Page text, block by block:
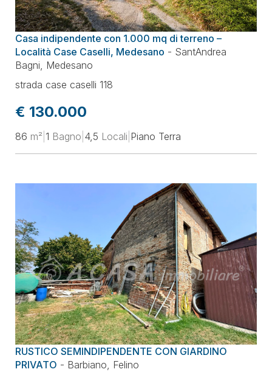
Casa indipendente con 1.000 mq di terreno –
Località Case Caselli, Medesano - SantAndrea
Bagni Medesano
strada case caselli 118
€ 130.000
86 m² 1 Bagno 4,5 Locali Piano Terra
RUSTICO SEMINDIPENDENTE CON GIARDINO
PRIVATO - Barbiano, Felino